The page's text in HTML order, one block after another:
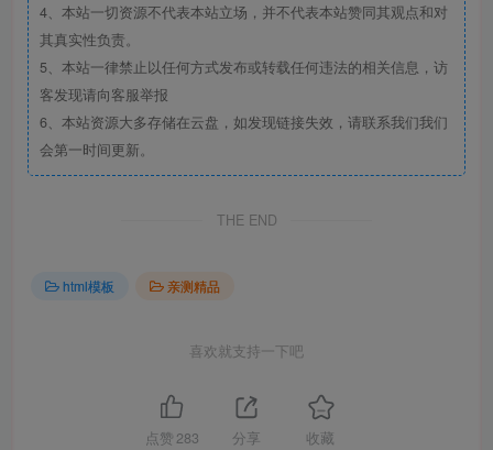
4、本站一切资源不代表本站立场，并不代表本站赞同其观点和对
其真实性负责。
5、本站一律禁止以任何方式发布或转载任何违法的相关信息，访
客发现请向客服举报
6、本站资源大多存储在云盘，如发现链接失效，请联系我们我们
会第一时间更新。
THE END
html模板 亲测精品
喜欢就支持一下吧
点赞 283 分享 收藏